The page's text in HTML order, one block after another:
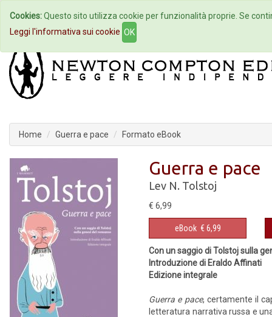
Home Autori Eventi
Home Guerra e pace Formato eBook
Guerra e pace
Lev N. Tolstoj
€ 6,99
eBook € 6,99
Con un saggio di Tolstoj sulla
Introduzione di Eraldo Affinati
Edizione integrale
Guerra e pace, certamente il
letteratura narrativa russa e
Cookies:Questo sito utilizza cookie per funzionalità proprie. Se
Leggi l'informativa sui cookie OK